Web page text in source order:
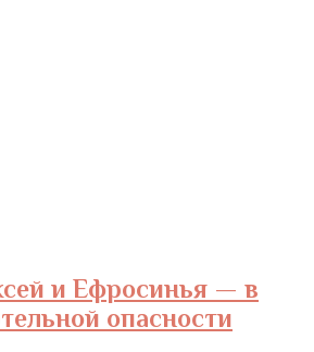
и Ефросинья — в
опасности